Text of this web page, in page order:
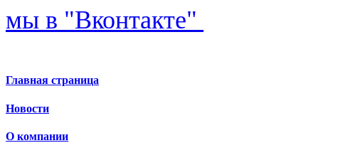
мы в "Вконтакте"
Главная страница
Новости
О компании